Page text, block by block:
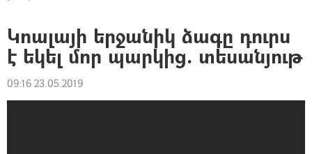
Կոալայի երջանիկ ձագը դուրս
է եկել մոր պարկից. տեսանյութ
09:16 23.05.2019